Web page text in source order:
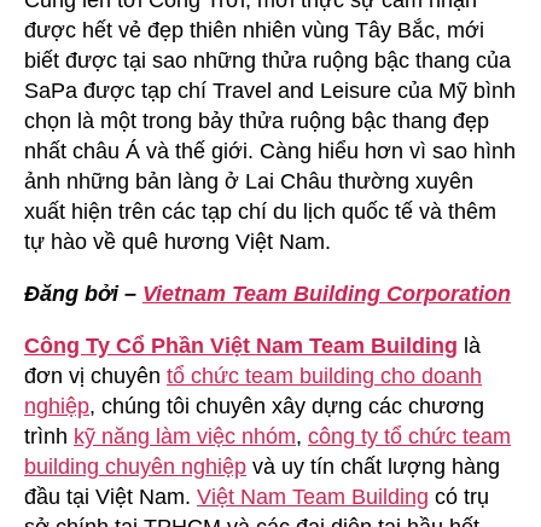
được hết vẻ đẹp thiên nhiên vùng Tây Bắc, mới
biết được tại sao những thửa ruộng bậc thang của
SaPa được tạp chí Travel and Leisure của Mỹ bình
chọn là một trong bảy thửa ruộng bậc thang đẹp
nhất châu Á và thế giới. Càng hiểu hơn vì sao hình
ảnh những bản làng ở Lai Châu thường xuyên
xuất hiện trên các tạp chí du lịch quốc tế và thêm
tự hào về quê hương Việt Nam.
Đăng bởi – Vietnam Team Building Corporation
Công Ty Cổ Phần Việt Nam Team Building là
đơn vị chuyên tổ chức team building cho doanh
nghiệp, chúng tôi chuyên xây dựng các chương
trình kỹ năng làm việc nhóm, công ty tổ chức team
building chuyên nghiệp và uy tín chất lượng hàng
đầu tại Việt Nam. Việt Nam Team Building có trụ